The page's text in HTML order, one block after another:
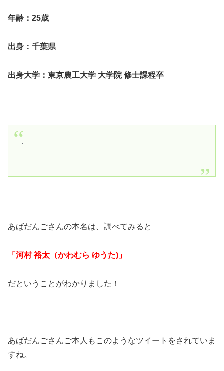
年齢：25歳
出身：千葉県
出身大学：東京農工大学 大学院 修士課程卒
あばだんごさんの本名は、調べてみると
「河村 裕太（かわむら ゆうた)」
だということがわかりました！
あばだんごさんご本人もこのようなツイートをされていま
すね。